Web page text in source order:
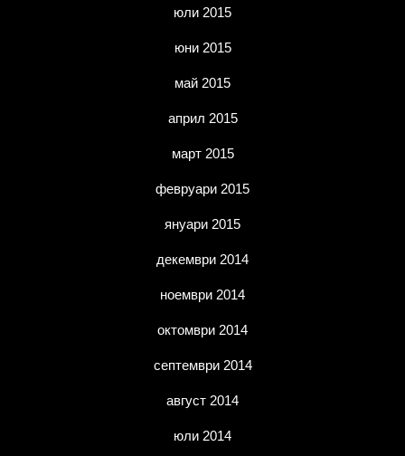
юли 2015
юни 2015
май 2015
април 2015
март 2015
февруари 2015
януари 2015
декември 2014
ноември 2014
октомври 2014
септември 2014
август 2014
юли 2014